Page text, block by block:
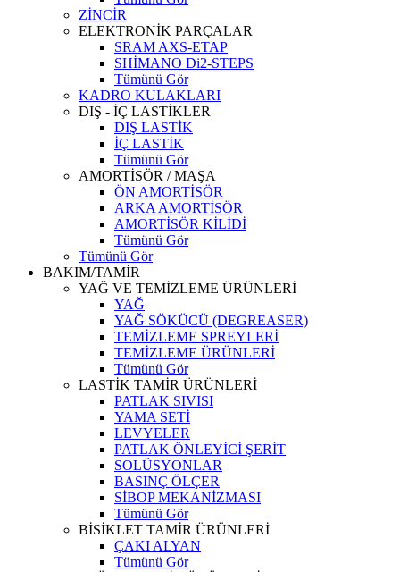
ZİNCİR
ELEKTRONİK PARÇALAR
SRAM AXS-ETAP
SHİMANO Di2-STEPS
Tümünü Gör
KADRO KULAKLARI
DIŞ - İÇ LASTİKLER
DIŞ LASTİK
İÇ LASTİK
Tümünü Gör
AMORTİSÖR / MAŞA
ÖN AMORTİSÖR
ARKA AMORTİSÖR
AMORTİSÖR KİLİDİ
Tümünü Gör
Tümünü Gör
BAKIM/TAMİR
YAĞ VE TEMİZLEME ÜRÜNLERİ
YAĞ
YAĞ SÖKÜCÜ (DEGREASER)
TEMİZLEME SPREYLERİ
TEMİZLEME ÜRÜNLERİ
Tümünü Gör
LASTİK TAMİR ÜRÜNLERİ
PATLAK SIVISI
YAMA SETİ
LEVYELER
PATLAK ÖNLEYİCİ ŞERİT
SOLÜSYONLAR
BASINÇ ÖLÇER
SİBOP MEKANİZMASI
Tümünü Gör
BİSİKLET TAMİR ÜRÜNLERİ
ÇAKI ALYAN
Tümünü Gör